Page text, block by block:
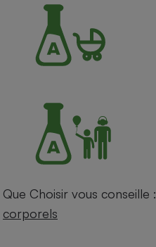
Que Choisir vous conseille :
corporels